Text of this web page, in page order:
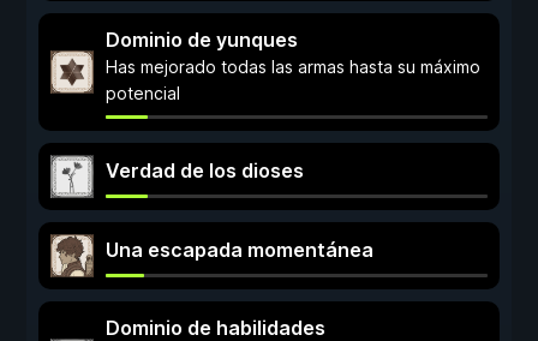
Dominio de yunques
Has mejorado todas las armas hasta su máximo
potencial
Verdad de los dioses
Una escapada momentánea
Dominio de habilidades